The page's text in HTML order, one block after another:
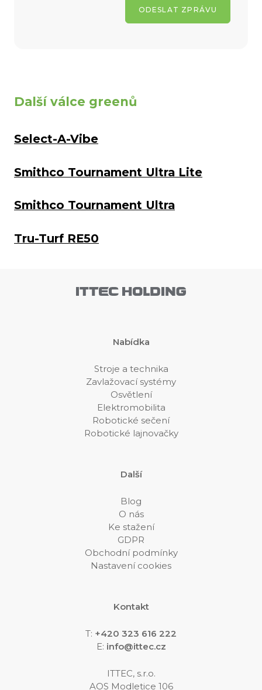
ODESLAT ZPRÁVU
Další válce greenů
Select-A-Vibe
Smithco Tournament Ultra Lite
Smithco Tournament Ultra
Tru-Turf RE50
Nabídka
Stroje a technika
Zavlažovací systémy
Osvětlení
Elektromobilita
Robotické sečení
Robotické lajnovačky
Další
Blog
O nás
Ke stažení
GDPR
Obchodní podmínky
Nastavení cookies
Kontakt
T: +420 323 616 222
E: info@ittec.cz
ITTEC, s.r.o.
AOS Modletice 106